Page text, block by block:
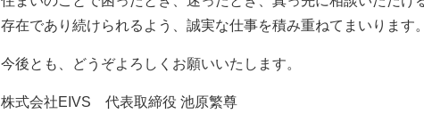
存在であり続けられるよう、誠実な仕事を積み重ねてまいります。
今後とも、どうぞよろしくお願いいたします。
株式会社EIVS 代表取締役 池原繁尊